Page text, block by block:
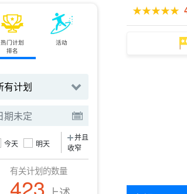
热门计划
排名
活动
今天 明天
并且
收窄
有关计划的数量
423